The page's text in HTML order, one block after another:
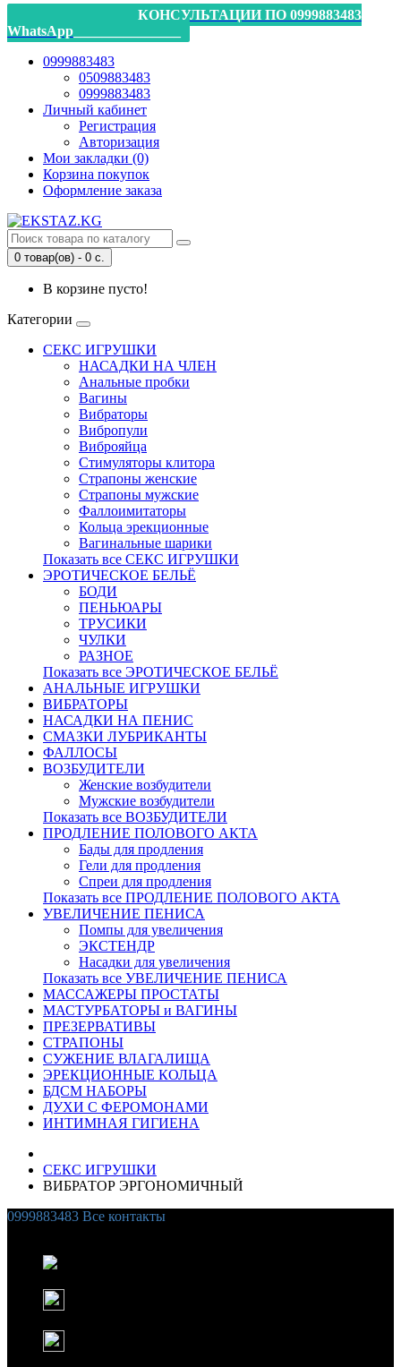
_________________КОНСУЛЬТАЦИИ ПО 0999883483
WhatsApp_______________
0999883483
0509883483
0999883483
Личный кабинет
Регистрация
Авторизация
Мои закладки (0)
Корзина покупок
Оформление заказа
0 товар(ов) - 0 с.
В корзине пусто!
Категории
СЕКС ИГРУШКИ
НАСАДКИ НА ЧЛЕН
Анальные пробки
Вагины
Вибраторы
Вибропули
Виброяйца
Стимуляторы клитора
Страпоны женские
Страпоны мужские
Фаллоимитаторы
Кольца эрекционные
Вагинальные шарики
Показать все СЕКС ИГРУШКИ
ЭРОТИЧЕСКОЕ БЕЛЬЁ
БОДИ
ПЕНЬЮАРЫ
ТРУСИКИ
ЧУЛКИ
РАЗНОЕ
Показать все ЭРОТИЧЕСКОЕ БЕЛЬЁ
АНАЛЬНЫЕ ИГРУШКИ
ВИБРАТОРЫ
НАСАДКИ НА ПЕНИС
СМАЗКИ ЛУБРИКАНТЫ
ФАЛЛОСЫ
ВОЗБУДИТЕЛИ
Женские возбудители
Мужские возбудители
Показать все ВОЗБУДИТЕЛИ
ПРОДЛЕНИЕ ПОЛОВОГО АКТА
Бады для продления
Гели для продления
Спреи для продления
Показать все ПРОДЛЕНИЕ ПОЛОВОГО АКТА
УВЕЛИЧЕНИЕ ПЕНИСА
Помпы для увеличения
ЭКСТЕНДР
Насадки для увеличения
Показать все УВЕЛИЧЕНИЕ ПЕНИСА
МАССАЖЕРЫ ПРОСТАТЫ
МАСТУРБАТОРЫ и ВАГИНЫ
ПРЕЗЕРВАТИВЫ
СТРАПОНЫ
СУЖЕНИЕ ВЛАГАЛИЩА
ЭРЕКЦИОННЫЕ КОЛЬЦА
БДСМ НАБОРЫ
ДУХИ С ФЕРОМОНАМИ
ИНТИМНАЯ ГИГИЕНА
СЕКС ИГРУШКИ
ВИБРАТОР ЭРГОНОМИЧНЫЙ
0999883483 Все контакты